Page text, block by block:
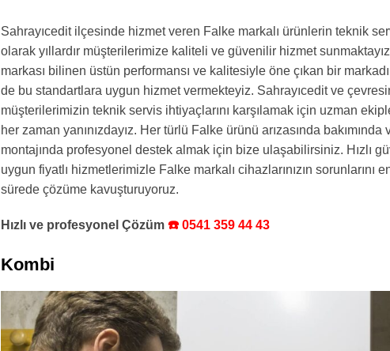
Sahrayıcedit ilçesinde hizmet veren Falke markalı ürünlerin teknik
olarak yıllardır müşterilerimize kaliteli ve güvenilir hizmet
markası bilinen üstün performansı ve kalitesiyle öne çıkan bir
de bu standartlara uygun hizmet vermekteyiz. Sahrayıcedit ve
müşterilerimizin teknik servis ihtiyaçlarını karşılamak için uzman
her zaman yanınızdayız. Her türlü Falke ürünü arızasında bakımında
montajında profesyonel destek almak için bize ulaşabilirsiniz. Hızlı
uygun fiyatlı hizmetlerimizle Falke markalı cihazlarınızın sorunlarını
sürede çözüme kavuşturuyoruz.
Hızlı ve profesyonel Çözüm ☎️ 0541 359 44 43
Kombi